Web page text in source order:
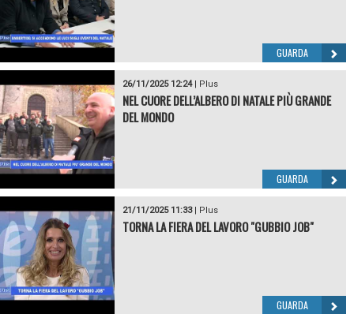
GUARDA
26/11/2025 12:24| Plus
NEL CUORE DELL’ALBERO DI NATALE PIÙ GRANDE
DEL MONDO
GUARDA
21/11/2025 11:33| Plus
TORNA LA FIERA DEL LAVORO "GUBBIO JOB"
GUARDA